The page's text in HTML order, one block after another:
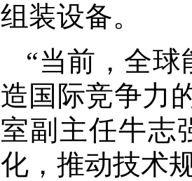
组装设备。
“当前，全
造国际竞争力
室副主任牛志
化，推动技术